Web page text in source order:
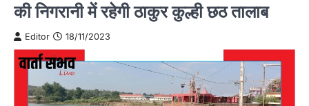
की निगरानी में रहेगी ठाकुर कुल्ही छठ तालाब
Editor 18/11/2023